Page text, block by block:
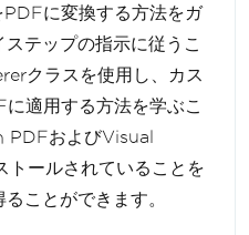
に変換する方法をガ
テップの指示に従うこ
クラスを使用し、カス
適用する方法を学ぶこ
PDFおよびVisual
ールされていることを
ことができます。